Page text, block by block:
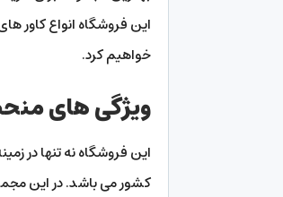
این فروشگاه انواع کاور
خواهیم کرد.
ویژگی های
این فروشگاه نه تنها در
کشور می باشد. در این